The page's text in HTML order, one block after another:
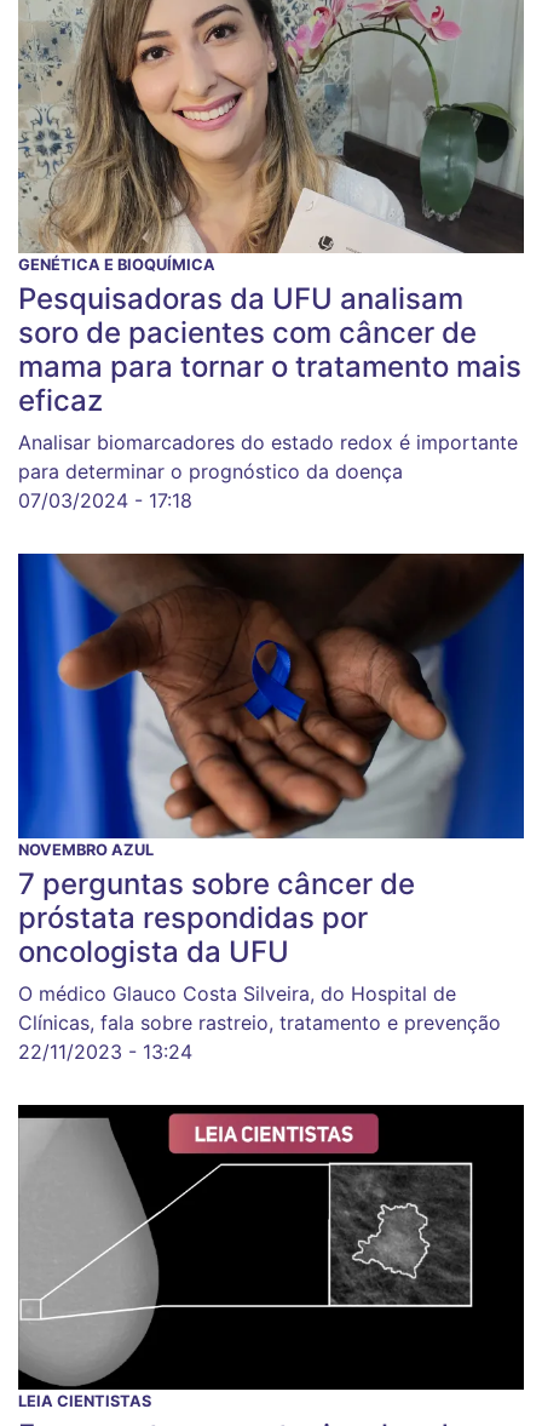
GENÉTICA E BIOQUÍMICA
Pesquisadoras da UFU analisam
soro de pacientes com câncer de
mama para tornar o tratamento mais
eficaz
Analisar biomarcadores do estado redox é importante
para determinar o prognóstico da doença
07/03/2024 - 17:18
NOVEMBRO AZUL
7 perguntas sobre câncer de
próstata respondidas por
oncologista da UFU
O médico Glauco Costa Silveira, do Hospital de
Clínicas, fala sobre rastreio, tratamento e prevenção
22/11/2023 - 13:24
LEIA CIENTISTAS